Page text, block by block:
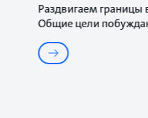
Раздвигаем границы
Общие цели